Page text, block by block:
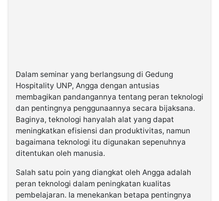
Dalam seminar yang berlangsung di Gedung
Hospitality UNP, Angga dengan antusias
membagikan pandangannya tentang peran teknologi
dan pentingnya penggunaannya secara bijaksana.
Baginya, teknologi hanyalah alat yang dapat
meningkatkan efisiensi dan produktivitas, namun
bagaimana teknologi itu digunakan sepenuhnya
ditentukan oleh manusia.
Salah satu poin yang diangkat oleh Angga adalah
peran teknologi dalam peningkatan kualitas
pembelajaran. Ia menekankan betapa pentingnya